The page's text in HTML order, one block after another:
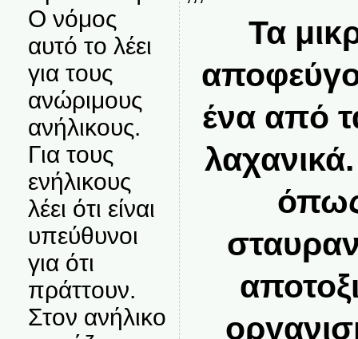
Ο νόμος
αυτό το λέει
για τους
ανώριμους
ανήλικους.
Για τους
ενήλικους
λέει ότι είναι
υπεύθυνοι
για ότι
πράττουν.
Στον ανήλικο
Τα
ένα από